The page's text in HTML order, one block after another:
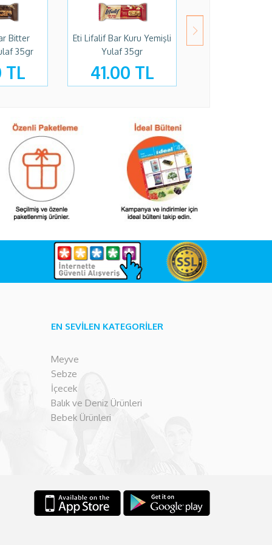
Bitter
35gr
TL
Eti Lifalif Bar Kuru Yemişli
Yulaf 35gr
41.00 TL
EN SEVİLEN KATEGORİLER
Meyve
Sebze
İçecek
Balık ve Deniz Ürünleri
Bebek Ürünleri